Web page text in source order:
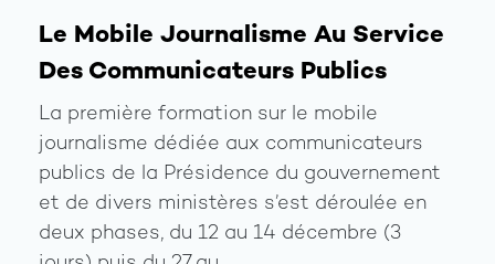
Le Mobile Journalisme Au Service
Des Communicateurs Publics
La première formation sur le mobile
journalisme dédiée aux communicateurs
publics de la Présidence du gouvernement
et de divers ministères s’est déroulée en
deux phases, du 12 au 14 décembre (3